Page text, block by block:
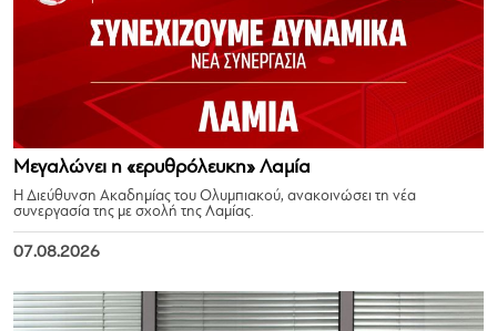
Μεγαλώνει η «ερυθρόλευκη» Λαμία
Η Διεύθυνση Ακαδημίας του Ολυμπιακού, ανακοινώσει τη νέα
συνεργασία της με σχολή της Λαμίας.
07.08.2026